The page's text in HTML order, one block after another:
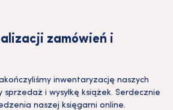
zamówień i
inwentaryzację naszych
i wysyłkę książek. Serdecznie
naszej księgarni online.